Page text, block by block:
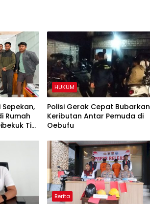
Rumah
Tim
HUKUM
Polisi Gerak Cepat Bubarkan
Keributan Antar Pemuda di
Oebufu
Berita